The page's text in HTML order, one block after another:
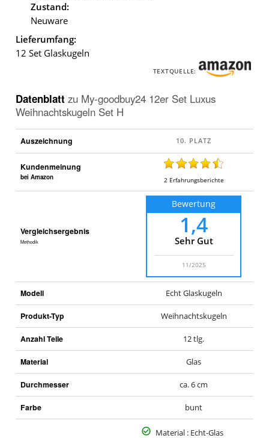
Zustand:
Neuware
Lieferumfang:
12 Set Glaskugeln
TEXTQUELLE:
Datenblatt zu My-goodbuy24 12er Set Luxus
Weihnachtskugeln Set H
Auszeichnung
Kundenmeinung
bei Amazon 2 Erfahrungsberichte
Vergleichsergebnis
Methodik
Bewertung
1,4
Sehr Gut
11/2025
Modell Echt Glaskugeln
Produkt-Typ Weihnachtskugeln
Anzahl Teile 12 tlg.
Material Glas
Durchmesser ca. 6 cm
Farbe bunt
Material : Echt-Glas